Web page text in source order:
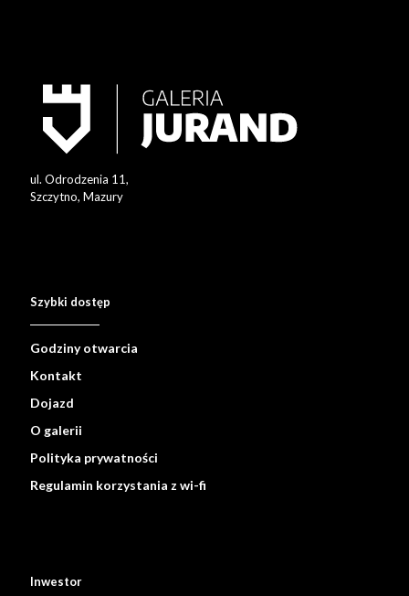
ul. Odrodzenia 11,
Szczytno, Mazury
Szybki dostęp
Godziny otwarcia
Kontakt
Dojazd
O galerii
Polityka prywatności
Regulamin korzystania z wi-fi
Inwestor